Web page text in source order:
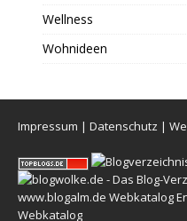
Wellness
Wohnideen
Impressum | Datenschutz |
www.blogalm.de Webkatalog
Webkatalog